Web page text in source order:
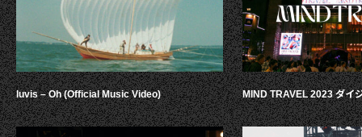
luvis – Oh (Official Music Video) MIND TRAVEL 2023 ダイ